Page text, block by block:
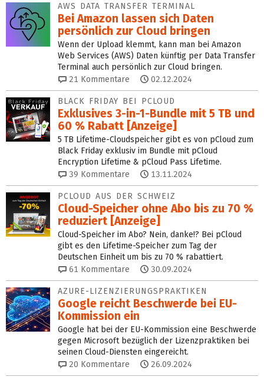
AWS DATA TRANSFER TERMINAL
Bei Amazon lassen sich Daten
persönlich zur Cloud bringen
Wenn der Upload klemmt, kann man bei Amazon
Web Services (AWS) Daten künftig per Data Transfer
Terminal auch persönlich zur Cloud bringen.
21 Kommentare 02.12.2024
BLACK FRIDAY BEI PCLOUD
Exklusives 3-in-1-Bundle mit 5 TB und
60 % Rabatt [Anzeige]
5 TB Lifetime-Cloudspeicher gibt es von pCloud zum
Black Friday exklusiv im Bundle mit pCloud
Encryption Lifetime & pCloud Pass Lifetime.
39 Kommentare 13.11.2024
PCLOUD AUS DER SCHWEIZ
Cloud-Speicher ohne Abo bis zu 70 %
reduziert [Anzeige]
Cloud-Speicher im Abo? Nein, danke!? Bei pCloud
gibt es den Lifetime-Speicher zum Tag der
Deutschen Einheit um bis zu 70 % rabattiert.
61 Kommentare 30.09.2024
AZURE-LIZENZIERUNGSPRAKTIKEN
Google reicht Beschwerde bei EU-
Kommission ein
Google hat bei der EU-Kommission eine Beschwerde
gegen Microsoft bezüglich der Lizenzpraktiken bei
seinen Cloud-Diensten eingereicht.
20 Kommentare 26.09.2024